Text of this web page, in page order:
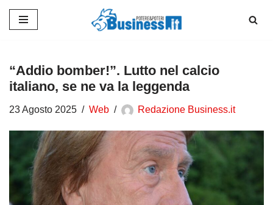
contenuto
“Addio bomber!”. Lutto nel calcio
italiano, se ne va la leggenda
23 Agosto 2025 Web Redazione Business.it